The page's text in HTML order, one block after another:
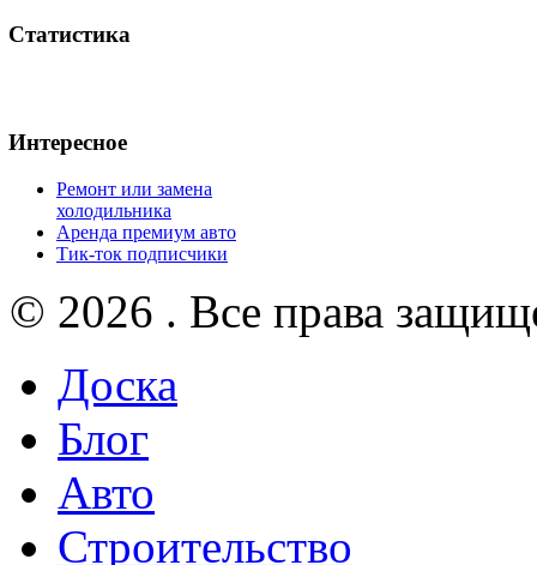
Статистика
Интересное
Ремонт или замена
холодильника
Аренда премиум авто
Тик-ток подписчики
© 2026 . Все права
Доска
Блог
Авто
Строительство